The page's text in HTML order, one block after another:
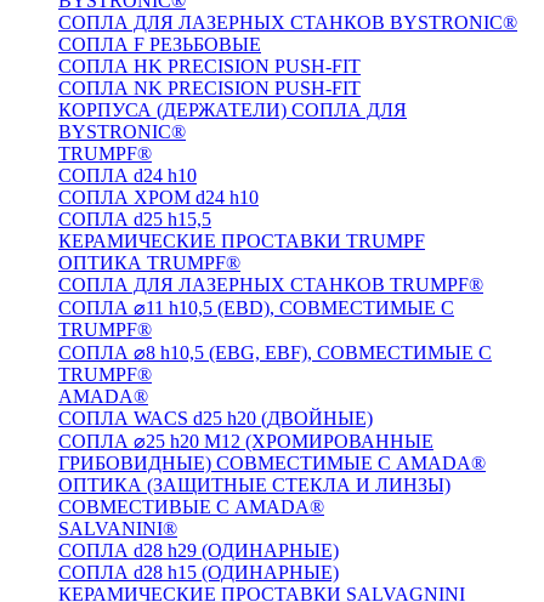
СОПЛА ДЛЯ ЛАЗЕРНЫХ СТАНКОВ BYSTRONIC®
СОПЛА F РЕЗЬБОВЫЕ
СОПЛА HK PRECISION PUSH-FIT
СОПЛА NK PRECISION PUSH-FIT
КОРПУСА (ДЕРЖАТЕЛИ) СОПЛА ДЛЯ
BYSTRONIC®
TRUMPF®
СОПЛА d24 h10
СОПЛА ХРОМ d24 h10
СОПЛА d25 h15,5
КЕРАМИЧЕСКИЕ ПРОСТАВКИ TRUMPF
ОПТИКА TRUMPF®
СОПЛА ДЛЯ ЛАЗЕРНЫХ СТАНКОВ TRUMPF®
СОПЛА ⌀11 h10,5 (EBD), СОВМЕСТИМЫЕ С
TRUMPF®
СОПЛА ⌀8 h10,5 (EBG, EBF), СОВМЕСТИМЫЕ С
TRUMPF®
AMADA®
СОПЛА WACS d25 h20 (ДВОЙНЫЕ)
СОПЛА ⌀25 h20 M12 (ХРОМИРОВАННЫЕ
ГРИБОВИДНЫЕ) СОВМЕСТИМЫЕ С AMADA®
ОПТИКА (ЗАЩИТНЫЕ СТЕКЛА И ЛИНЗЫ)
СОВМЕСТИВЫЕ С AMADA®
SALVANINI®
СОПЛА d28 h29 (ОДИНАРНЫЕ)
СОПЛА d28 h15 (ОДИНАРНЫЕ)
КЕРАМИЧЕСКИЕ ПРОСТАВКИ SALVAGNINI